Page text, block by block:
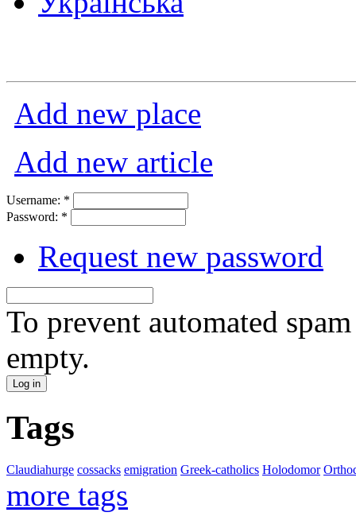
Add new place
Add new article
Username: *
Password: *
Request new password
To prevent automated
empty.
Tags
Claudiahurge cossacks emigration Greek-catholics Holodomor
more tags